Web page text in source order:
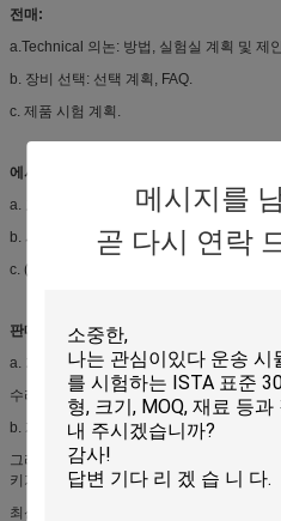
메시지를
곧 다시 연락
전매:
a.Technical 의논: 방법, 실험실 계획 및 제
b. 장비 선택: 선택 계획, FAQ.
c. 제품 시험 계획.
에서 판매:
a. 고객 커뮤니케이션과 중간 보고.
b. 사전 설비 준비, 위임하고 시운전 장비를
c. (제3자의 검증이 요구될 경우의) 구경측정.
판매 후:
a. 기술 트레이닝: 장비의 가동, 매일 정비,
수리.
b. 계획된 온사이트 서비스: 가능한 빨리 문
그리고 인류 기원론 위험. 이것은 뿐 아니
키기 위한 것입니다
최신 기술 정보의 납품.